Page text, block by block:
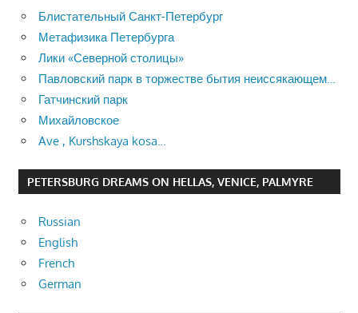
Блистательный Санкт-Петербург
Метафизика Петербурга
Лики «Северной столицы»
Павловский парк в торжестве бытия неиссякающем…
Гатчинский парк
Михайловское
Ave , Kurshskaya kosa…
PETERSBURG DREAMS ON HELLAS, VENICE, PALMYRE
Russian
English
French
German